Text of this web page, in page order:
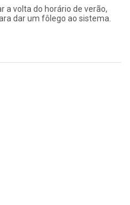
a volta do horário de verão,
dar um fôlego ao sistema.